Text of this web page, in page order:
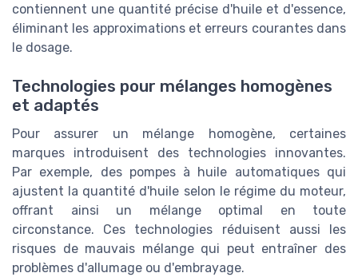
contiennent une quantité précise d'huile et d'essence,
éliminant les approximations et erreurs courantes dans
le dosage.
Technologies pour mélanges homogènes
et adaptés
Pour assurer un mélange homogène, certaines
marques introduisent des technologies innovantes.
Par exemple, des pompes à huile automatiques qui
ajustent la quantité d'huile selon le régime du moteur,
offrant ainsi un mélange optimal en toute
circonstance. Ces technologies réduisent aussi les
risques de mauvais mélange qui peut entraîner des
problèmes d'allumage ou d'embrayage.